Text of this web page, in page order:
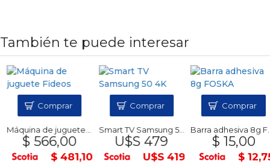
También te puede interesar
Máquina de juguete Fideos
$ 566,00
$ 481,10
Comprar
Smart TV Samsung 50 4K
U$S 479
U$S 419
Comprar
Barra adhesiva 8g FOSKA
$ 15,00
$ 12,75
Comprar